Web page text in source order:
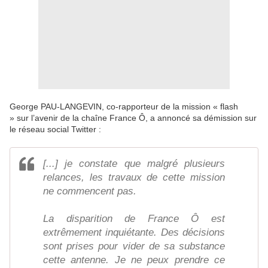
George PAU-LANGEVIN, co-rapporteur de la mission « flash
» sur l’avenir de la chaîne France Ô, a annoncé sa démission sur
le réseau social Twitter :
[...] je constate que malgré plusieurs
relances, les travaux de cette mission
ne commencent pas.
La disparition de France Ô est
extrêmement inquiétante. Des décisions
sont prises pour vider de sa substance
cette antenne. Je ne peux prendre ce